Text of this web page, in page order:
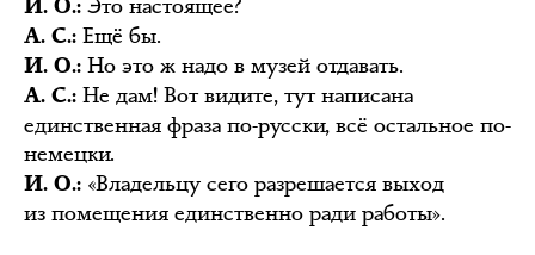
И. О.: Это настоящее?
А. С.: Ещё бы.
И. О.: Но это ж надо в музей отдавать.
А. С.: Не дам! Вот видите, тут написана
единственная фраза по-русски, всё остальное по-
немецки.
И. О.: «Владельцу сего разрешается выход
из помещения единственно ради работы».